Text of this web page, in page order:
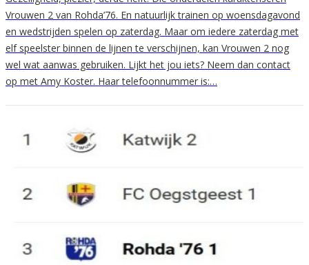
Vrouwen 2 van Rohda’76. En natuurlijk trainen op woensdagavond
en wedstrijden spelen op zaterdag. Maar om iedere zaterdag met
elf speelster binnen de lijnen te verschijnen, kan Vrouwen 2 nog
wel wat aanwas gebruiken. Lijkt het jou iets? Neem dan contact
op met Amy Koster. Haar telefoonnummer is:…